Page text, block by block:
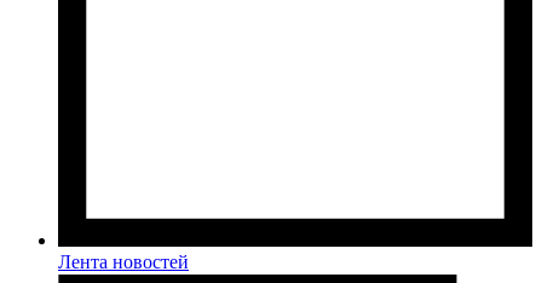
Лента новостей